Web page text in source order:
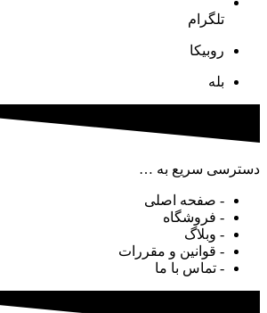
تلگرام
روبیکا
بله
دسترسی سریع به …
- صفحه اصلی
- فروشگاه
- وبلاگ
- قوانین و مقررات
- تماس با ما